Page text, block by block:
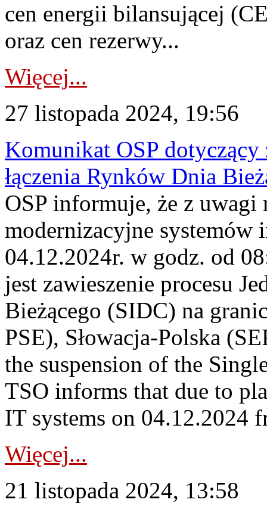
cen energii bilansującej
oraz cen rezerwy...
Więcej...
27 listopada 2024, 19:56
Komunikat OSP dotyczący
łączenia Rynków Dnia
OSP informuje, że z uwagi
modernizacyjne
04.12.2024r. w godz. od
jest zawieszenie procesu
Bieżącego (SIDC) na
PSE), Słowacja-Polska
the suspension of the
TSO informs that due to
IT systems on 04.12.2024
Więcej...
21 listopada 2024, 13:58